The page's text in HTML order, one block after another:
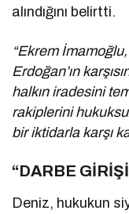
alındığını belirtti.
“Ekrem
Erdoğan’ın
halkın iradesini
rakiplerini
bir iktidarla karşı
“DARBE
Deniz, hukukun